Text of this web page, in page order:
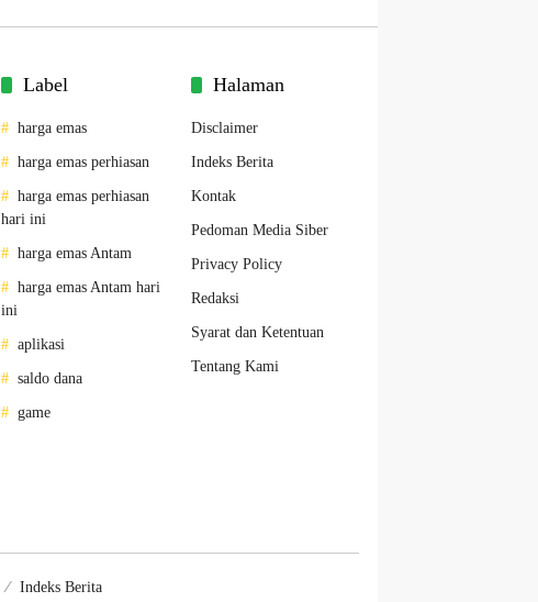
Label
harga emas
harga emas perhiasan
harga emas perhiasan
hari ini
harga emas Antam
harga emas Antam hari
ini
aplikasi
saldo dana
game
Halaman
Disclaimer
Indeks Berita
Kontak
Pedoman Media Siber
Privacy Policy
Redaksi
Syarat dan Ketentuan
Tentang Kami
Indeks Berita